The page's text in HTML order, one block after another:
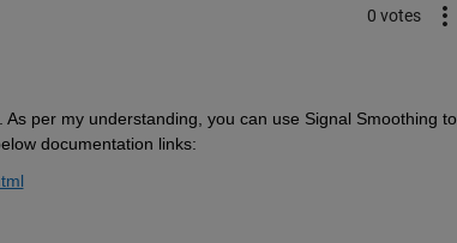
0 votes
per my understanding, you can use Signal Smoothing to
documentation links: